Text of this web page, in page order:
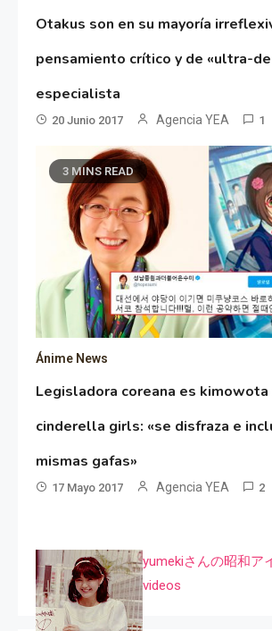
Otakus son en su mayoría
pensamiento crítico y de «ultra-
especialista
20 Junio 2017 Agencia YEA 1
3 MINS READ
Ánime News
Legisladora coreana es
cinderella girls: «se disfraza e
mismas gafas»
17 Mayo 2017 Agencia YEA 2
yumekiさんの昭和ア
videos